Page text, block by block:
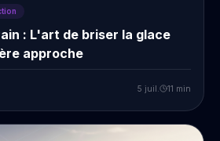
: L'art de briser la glace
approche
5 juil. 11 min